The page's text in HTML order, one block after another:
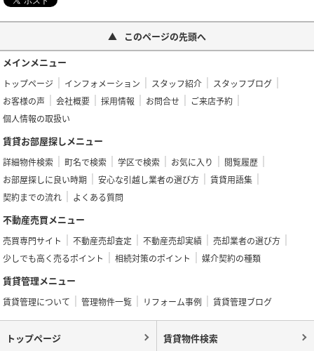
このページの先頭へ
メインメニュー
トップページ インフォメーション スタッフ紹介
スタッフブログ
お客様の声
会社概要 採用情報 お問合せ
ご来店予約
個人情報の取扱い
賃貸お部屋探しメニュー
詳細物件検索 町名で検索 学区で検索 お気に入り
閲覧履歴
お部屋探しに良い時期
安心な引越し業者の選び方
賃貸用語集
契約までの流れ
よくある質問
不動産売買メニュー
売買専門サイト 不動産売却査定 不動産売却実績
売却業者の選び方
少しでも高く売るポイント
相続対策のポイント 媒介契約の種類
賃貸管理メニュー
賃貸管理について 管理物件一覧 リフォーム事例 賃貸管理ブログ
トップページ 賃貸物件検索